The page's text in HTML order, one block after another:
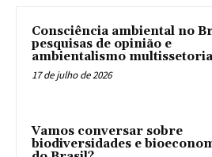
Consciência ambiental no
pesquisas de opinião e
ambientalismo
17 de julho de 2026
Vamos conversar sobre
biodiversidades e